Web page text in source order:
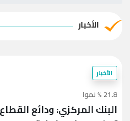
الأخبار
الأخبار
21.8 % نموا